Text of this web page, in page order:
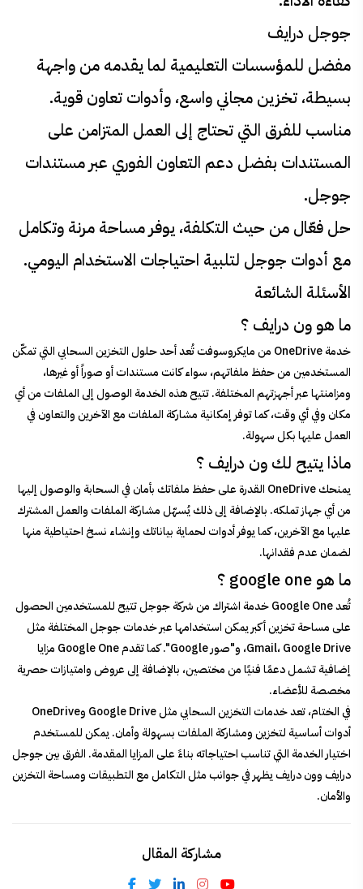
جوجل درايف
مفضل للمؤسسات التعليمية لما يقدمه من واجهة
بسيطة، تخزين مجاني واسع، وأدوات تعاون قوية.
مناسب للفرق التي تحتاج إلى العمل المتزامن على
المستندات بفضل دعم التعاون الفوري عبر مستندات
جوجل.
حل فعّال من حيث التكلفة، يوفر مساحة مرنة وتكامل
مع أدوات جوجل لتلبية احتياجات الاستخدام اليومي.
الأسئلة الشائعة
ما هو ون درايف ؟
خدمة OneDrive من مايكروسوفت تُعد أحد حلول التخزين السحابي التي تمكّن
المستخدمين من حفظ ملفاتهم، سواء كانت مستندات أو صوراً أو غيرها،
ومزامنتها عبر أجهزتهم المختلفة. تتيح هذه الخدمة الوصول إلى الملفات من أي
مكان وفي أي وقت، كما توفر إمكانية مشاركة الملفات مع الآخرين والتعاون في
العمل عليها بكل سهولة.
ماذا يتيح لك ون درايف ؟
يمنحك OneDrive القدرة على حفظ ملفاتك بأمان في السحابة والوصول إليها
من أي جهاز تملكه. بالإضافة إلى ذلك يُسهّل مشاركة الملفات والعمل المشترك
عليها مع الآخرين، كما يوفر أدوات لحماية بياناتك وإنشاء نسخ احتياطية منها
لضمان عدم فقدانها.
ما هو google one ؟
تُعد Google One خدمة اشتراك من شركة جوجل تتيح للمستخدمين الحصول
على مساحة تخزين أكبر يمكن استخدامها عبر خدمات جوجل المختلفة مثل
Gmail، Google Drive، و"صور Google". كما تقدم Google One مزايا
إضافية تشمل دعمًا فنيًا من مختصين، بالإضافة إلى عروض وامتيازات حصرية
مخصصة للأعضاء.
في الختام، تعد خدمات التخزين السحابي مثل Google Drive وOneDrive
أدوات أساسية لتخزين ومشاركة الملفات بسهولة وأمان. يمكن للمستخدم
اختيار الخدمة التي تناسب احتياجاته بناءً على المزايا المقدمة. الفرق بين جوجل
درايف وون درايف يظهر في جوانب مثل التكامل مع التطبيقات ومساحة التخزين
والأمان.
مشاركة المقال